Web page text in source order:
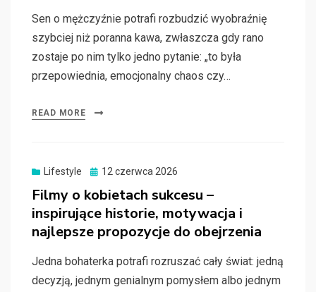
Sen o mężczyźnie potrafi rozbudzić wyobraźnię
szybciej niż poranna kawa, zwłaszcza gdy rano
zostaje po nim tylko jedno pytanie: „to była
przepowiednia, emocjonalny chaos czy…
READ MORE
Lifestyle
Posted
12 czerwca 2026
Filmy o kobietach sukcesu –
inspirujące historie, motywacja i
najlepsze propozycje do obejrzenia
Jedna bohaterka potrafi rozruszać cały świat: jedną
decyzją, jednym genialnym pomysłem albo jednym